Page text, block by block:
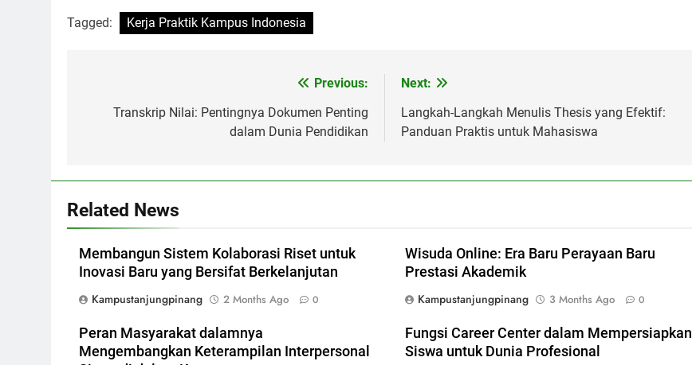
Tagged: Kerja Praktik Kampus Indonesia
navigation
Previous:
Transkrip Nilai: Pentingnya Dokumen Penting
dalam Dunia Pendidikan
Next:
Langkah-Langkah Menulis Thesis yang Efektif:
Panduan Praktis untuk Mahasiswa
Related News
Membangun Sistem Kolaborasi Riset untuk
Inovasi Baru yang Bersifat Berkelanjutan
Kampustanjungpinang
2 Months Ago 0
Wisuda Online: Era Baru Perayaan Baru
Prestasi Akademik
Kampustanjungpinang
3 Months Ago 0
Peran Masyarakat dalamnya
Mengembangkan Keterampilan Interpersonal
Fungsi Career Center dalam Mempersiapkan
Siswa untuk Dunia Profesional